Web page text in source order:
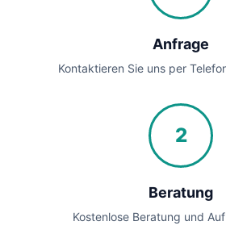
Anfrage
Kontaktieren Sie uns per
2
Beratung
Kostenlose Beratung und